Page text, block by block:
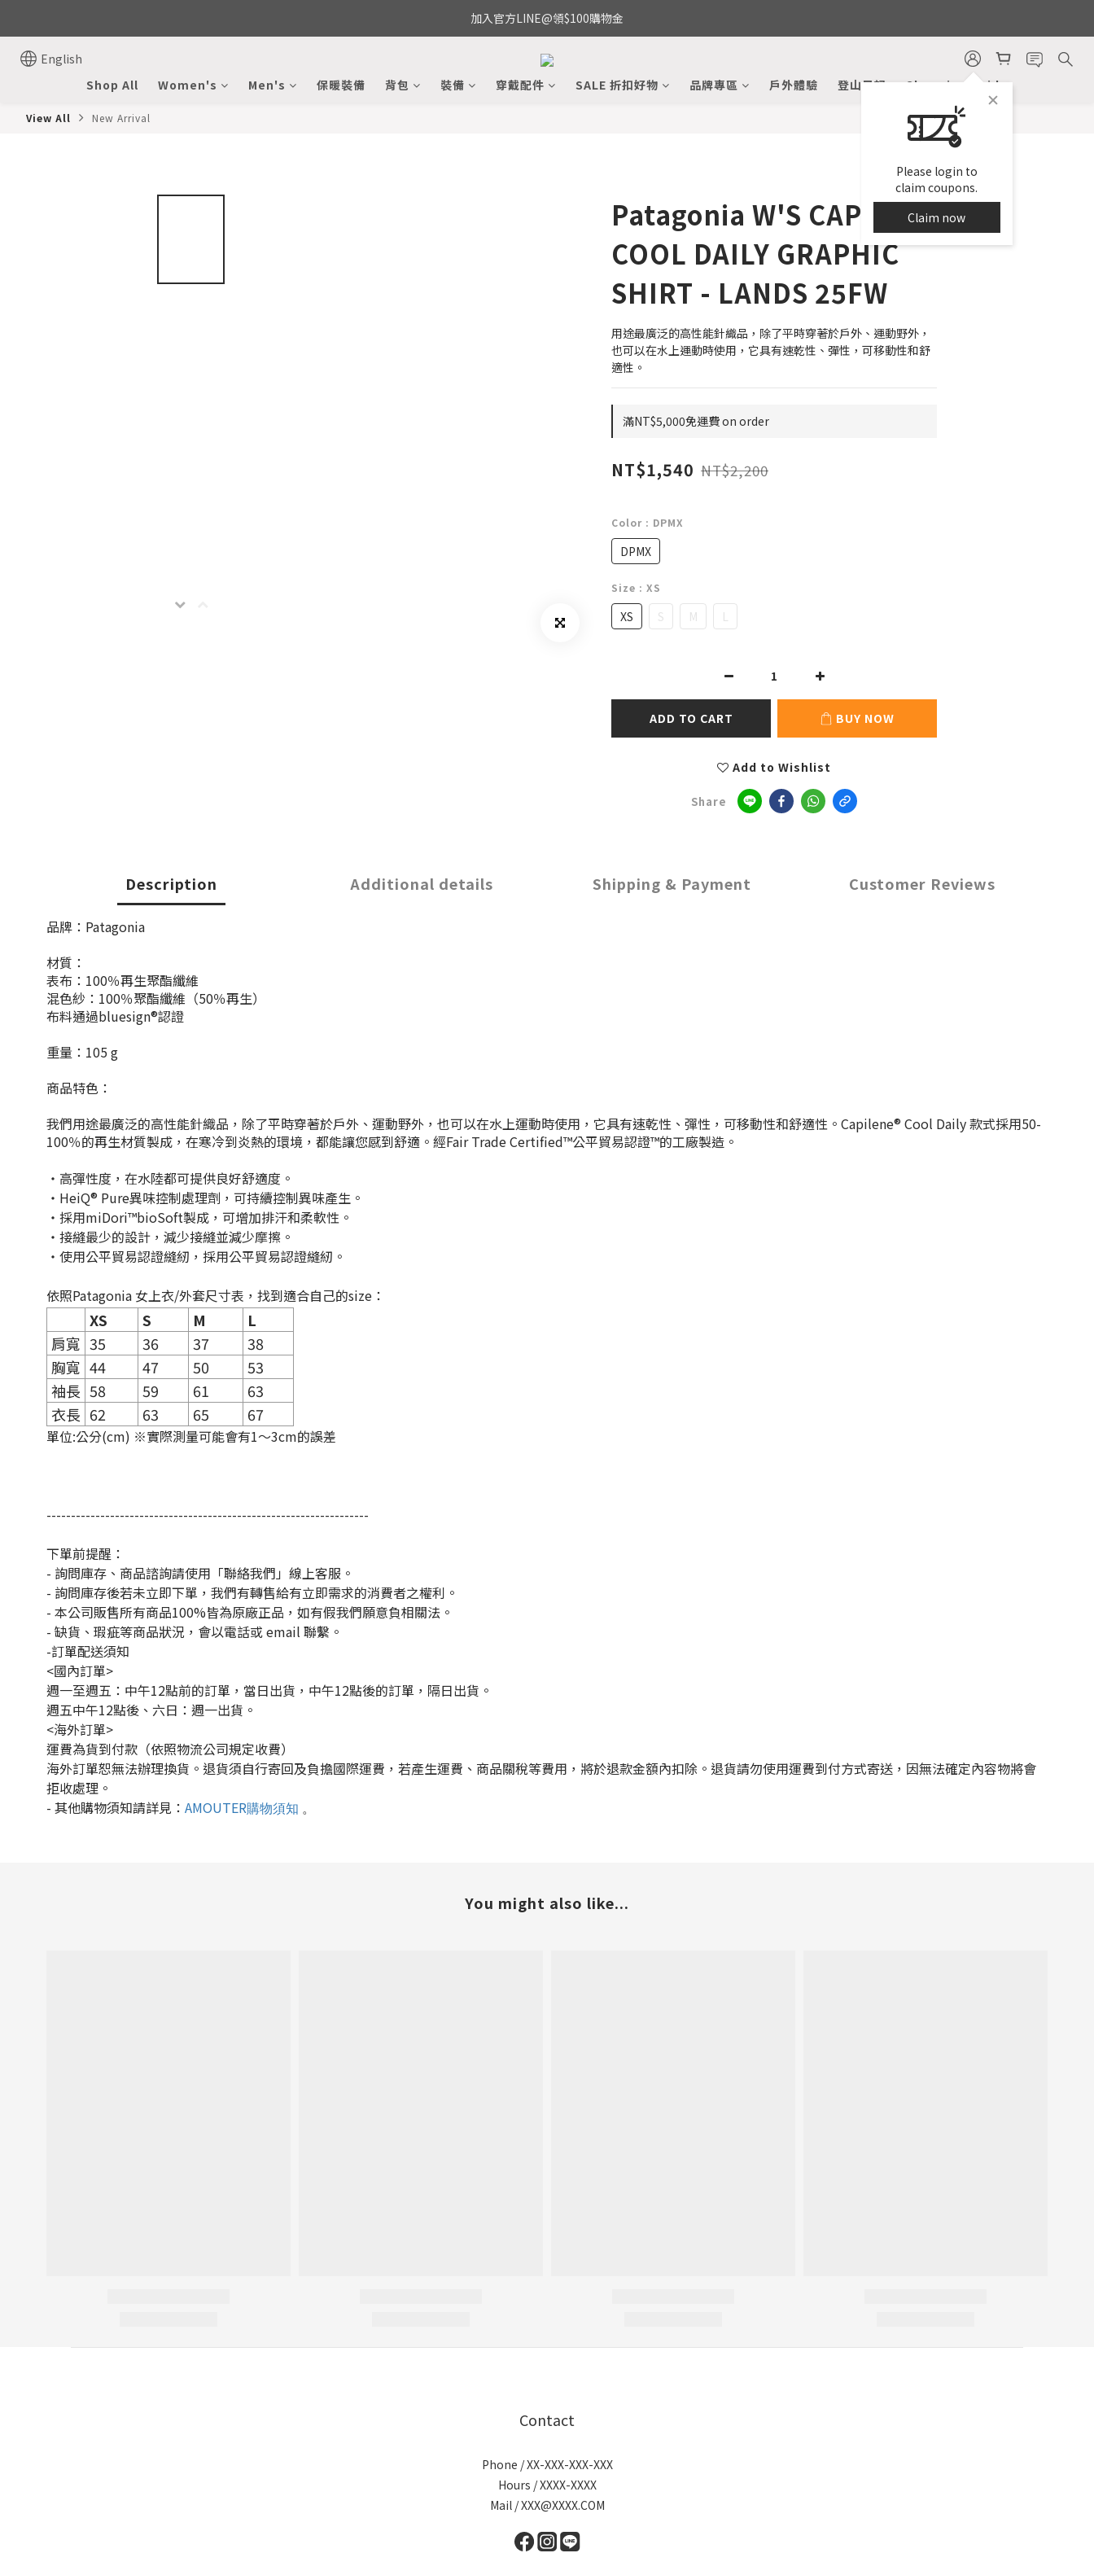
加入官方LINE@領$100購物金
English
Please login to
claim coupons.
Claim now
Shop All Women's Men's 保暖裝備 背包 裝備 穿戴配件 SALE 折扣好物 品牌專區 戶外體驗 登山日記 Shopping Guide
View All New Arrival
Patagonia W'S CAP
COOL DAILY GRAPHIC
SHIRT - LANDS 25FW
用途最廣泛的高性能針織品，除了平時穿著於戶外、運動野外，
也可以在水上運動時使用，它具有速乾性、彈性，可移動性和舒
適性。
滿NT$5,000免運費 on order
NT$1,540 NT$2,200
Color : DPMX
DPMX
Size : XS
XS S M L
ADD TO CART BUY NOW
Add to Wishlist
Share
Description Additional details Shipping & Payment Customer Reviews
品牌：Patagonia
材質：
表布：100％再生聚酯纖維
混色紗：100％聚酯纖維（50％再生）
布料通過bluesign®認證
重量：105 g
商品特色：
我們用途最廣泛的高性能針織品，除了平時穿著於戶外、運動野外，也可以在水上運動時使用，它具有速乾性、彈性，可移動性和舒適性。Capilene® Cool Daily 款式採用50-
100％的再生材質製成，在寒冷到炎熱的環境，都能讓您感到舒適。經Fair Trade Certified™公平貿易認證™的工廠製造。
・高彈性度，在水陸都可提供良好舒適度。
・HeiQ® Pure異味控制處理劑，可持續控制異味產生。
・ 採用miDori™bioSoft製成，可增加排汗和柔軟性 。
・接縫最少的設計，減少接縫並減少摩擦。
・使用公平貿易認證縫紉，採用公平貿易認證縫紉。
依照Patagonia 女上衣/外套尺寸表，找到適合自己的size：
XS S M
L
肩寬 35 36 37
38
胸寬 44 47 50
53
袖長 58 59 61
63
衣長 62 63 65 67
單位:公分(cm) ※實際測量可能會有1～3cm的誤差
------------------------------------------------------------------
下單前提醒：
- 詢問庫存、商品諮詢請使用「聯絡我們」線上客服。
- 詢問庫存後若未立即下單，我們有轉售給有立即需求的消費者之權利。
- 本公司販售所有商品100%皆為原廠正品，如有假我們願意負相關法。
- 缺貨、瑕疵等商品狀況，會以電話或 email 聯繫。
-訂單配送須知
<國內訂單>
週一至週五：中午12點前的訂單，當日出貨，中午12點後的訂單，隔日出貨。
週五中午12點後、六日：週一出貨。
<海外訂單>
運費為貨到付款（依照物流公司規定收費）
海外訂單恕無法辦理換貨。退貨須自行寄回及負擔國際運費，若產生運費、商品關稅等費用，將於退款金額內扣除。退貨請勿使用運費到付方式寄送，因無法確定內容物將會
拒收處理。
- 其他購物須知請詳見： AMOUTER購物須知 。
You might also like...
BUY NOW
Contact
Phone / XX-XXX-XXX-XXX
Hours / XXXX-XXXX
Mail / XXX@XXXX.COM